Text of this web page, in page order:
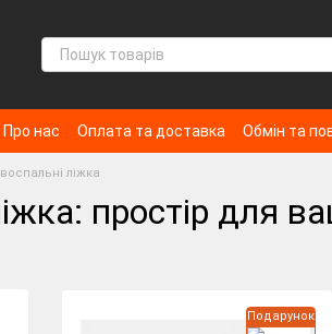
Про нас Оплата та доставка Обмін та
ліжка
простір для
Подарунок